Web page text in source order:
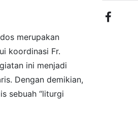
merupakan
koordinasi Fr.
ini menjadi
Dengan demikian,
sebuah “liturgi